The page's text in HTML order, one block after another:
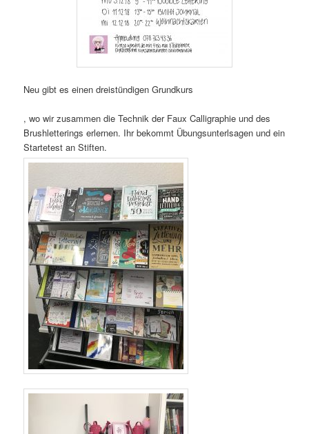
Neu gibt es einen dreistündigen Grundkurs
buy
antibiotics
online
, wo wir zusammen die Technik der Faux Calligraphie und des
Brushletterings erlernen. Ihr bekommt Übungsunterlsagen und ein
Startetest an Stiften.